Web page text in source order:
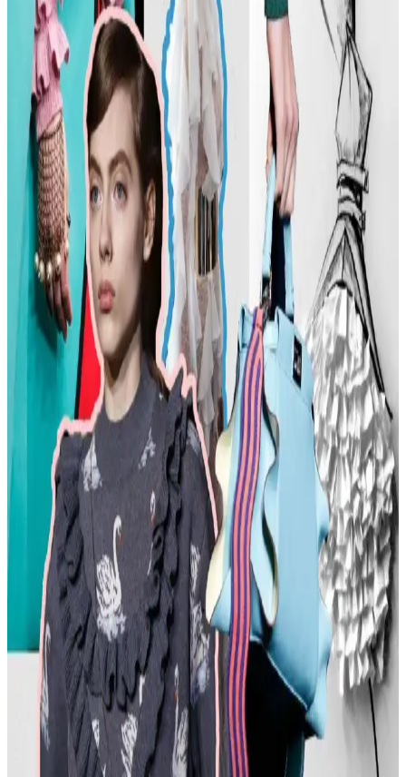
Moda ve stil, kişisel tercihlere göre şekillenir. Vücut tipine uygun
kıyafet seçimi, günlük kombin önerileri ve rahat ayakkabı
markalarıyla şıklığı yakalayın. İkinci el lüks ürün alımında dikkat
edilmesi gerekenler burada.
Kadın Modasında Beden Tipi, Sürdürülebilirlik ve
Mevsime Uygun Stil Önerileri
Kadın modasında beden tipine uygun kıyafet seçimi, sürdürülebilir
markalar ve mevsimsel kombin önerileri ele alınmaktadır. Estetik ve
konforu birleştiren pratik stil yaklaşımları sunulmaktadır.
Kadın Moda Tavsiyeleri: Günlük Stil Önerileri,
Vücut Şekline Uygun Giysiler ve Kombin İpuçları
Kadın modasında renk uyumu, vücut şekline uygun giysiler, rahat
ayakkabılar ve aksesuar seçimi gibi konularda pratik öneriler
sunulmaktadır. Stil ikonlarından ilham alınarak sürdürülebilir moda
tercihleri vurgulanıyor.
Kemer Tokalarının Moda ve Kültürel Anlamları:
Şehir ve Kırsal Alanlarda Algı Farkları
Kemer tokaları, kırsal ve şehir kültürlerinde farklı anlamlar taşır.
Kırsal bölgelerde başarı simgesi olan büyük tokalar, şehirlerde sade
ve uyumlu tasarımlarla tercih edilir. Stil ve özgüven belirleyicidir.
Moda Mikrotrendleri: Geçmişten Günümüze Sevilen
ve Hâlâ Tercih Edilen Parçalar
Moda mikrotrendleri genellikle kısa ömürlü olsa da bazı parçalar,
nostalji ve kişisel stil nedeniyle uzun yıllar tercih edilmeye devam
ediyor. Bu yazı, Reddit deneyimleriyle bu trendleri inceliyor.
Kavisli Vücut Tipleri İçin Doğru Kumaş ve
Kesimlerle Yapısal Moda Rehberi
Kavisli vücut tiplerine uygun yapısal moda seçimlerinde doğru
kumaş, kesim ve stil detayları önemlidir. Terzi hizmeti ve uygun
markalarla estetik ve rahat kıyafetler elde edilir.
Günlük Moda Soruları ve Pratik Stil Önerileri:
Rahatlık ve Şıklık Dengesi